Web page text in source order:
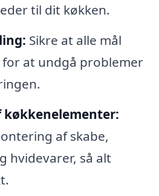
til dit køkken.
Sikre at alle mål
at undgå problemer
af skabe,
hvidevarer, så alt